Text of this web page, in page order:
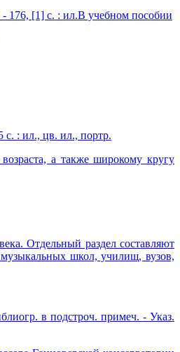
176, [1] с. : ил.В учебном пособии
с. : ил., цв. ил., портр.
а также широкому кругу
Отдельный раздел составляют
школ, училищ, вузов,
в подстроч. примеч. - Указ.